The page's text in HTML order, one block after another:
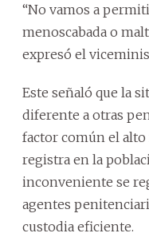
“No vamos a
menoscabada o
expresó el
Este señaló que la
diferente a otras
factor común el
registra en la
inconveniente se
agentes
custodia eficiente.